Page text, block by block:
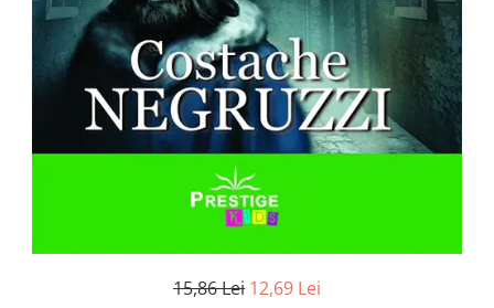
ReConnect
Religie
Crestinism
ScienceConnection
SelfConnect
Sanatate
15,86 Lei 12,69 Lei